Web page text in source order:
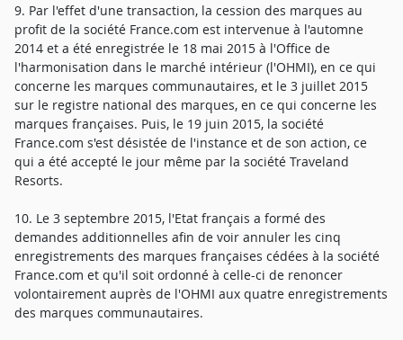
9. Par l'effet d'une transaction, la cession des marques au
profit de la société France.com est intervenue à l'automne
2014 et a été enregistrée le 18 mai 2015 à l'Office de
l'harmonisation dans le marché intérieur (l'OHMI), en ce qui
concerne les marques communautaires, et le 3 juillet 2015
sur le registre national des marques, en ce qui concerne les
marques françaises. Puis, le 19 juin 2015, la société
France.com s'est désistée de l'instance et de son action, ce
qui a été accepté le jour même par la société Traveland
Resorts.
10. Le 3 septembre 2015, l'Etat français a formé des
demandes additionnelles afin de voir annuler les cinq
enregistrements des marques françaises cédées à la société
France.com et qu'il soit ordonné à celle-ci de renoncer
volontairement auprès de l'OHMI aux quatre enregistrements
des marques communautaires.